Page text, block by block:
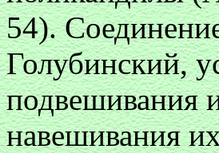
54).
Голубинский,
подвешивания
навешивания